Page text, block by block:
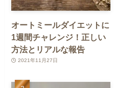
オートミールダイエットに
1週間チャレンジ！正しい
方法とリアルな報告
2021年11月27日